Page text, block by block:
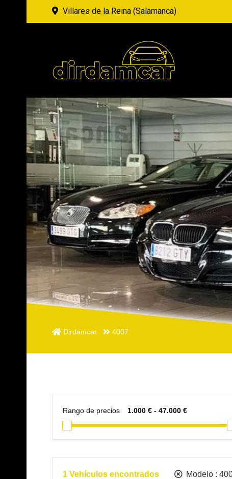
Villares de la Reina (Salamanca)
Dirdamcar 4007
Rango de precios
1 Vehículos encontrados Modelo :